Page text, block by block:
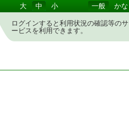
大 中 小 一般 かな
ログインすると利用状況の確認等のサ
ービスを利用できます。